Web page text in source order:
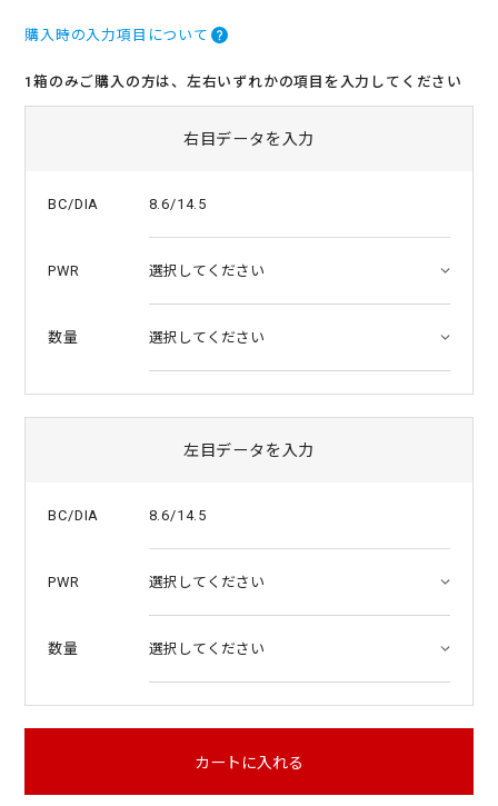
t
r
購入時の入力項目について
1箱のみご購入の方は、左右いずれかの項目を入力してください
右目データを入力
BC/DIA 8.6/14.5
PWR
数量
左目データを入力
BC/DIA 8.6/14.5
PWR
数量
カートに入れる